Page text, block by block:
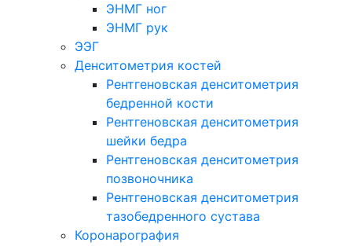
ЭНМГ ног
ЭНМГ рук
ЭЭГ
Денситометрия костей
Рентгеновская денситометрия
бедренной кости
Рентгеновская денситометрия
шейки бедра
Рентгеновская денситометрия
позвоночника
Рентгеновская денситометрия
тазобедренного сустава
Коронарография